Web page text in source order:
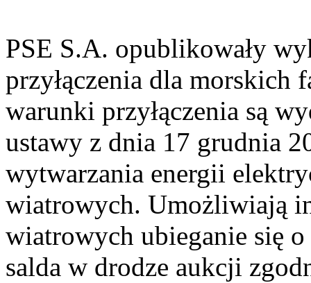
PSE S.A. opublikowały
przyłączenia dla morskich
warunki przyłączenia są
ustawy z dnia 17 grudnia
wytwarzania energii
wiatrowych. Umożliwiają
wiatrowych ubieganie się
salda w drodze aukcji